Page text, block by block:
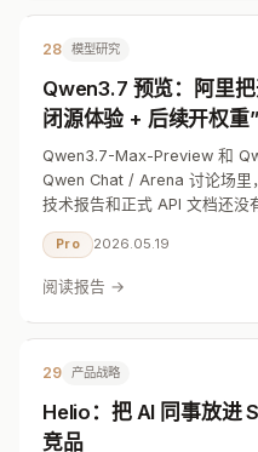
28 模型研究
Qwen3.7 预览：阿里
闭源体验 + 后续开权重
Qwen3.7-Max-Preview 和
Qwen Chat / Arena 讨论场里
技术报告和正式 API 文档还没
Pro 2026.05.19
阅读报告 →
29 产品战略
Helio：把 AI 同事放进
竞品